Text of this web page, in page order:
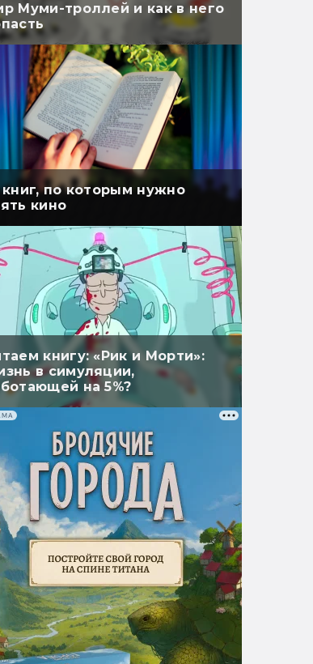
Муми-троллей и как в него
книг, по которым нужно
кино
книгу: «Рик и Морти»:
в симуляции,
на 5%?